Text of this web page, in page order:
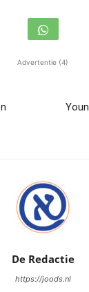
Advertentie (4)
De Redactie
https://joods.nl